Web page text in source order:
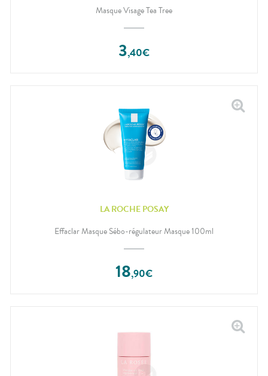
Masque Visage Tea Tree
3,40€
LA ROCHE POSAY
Effaclar Masque Sébo-régulateur Masque 100ml
18,90€